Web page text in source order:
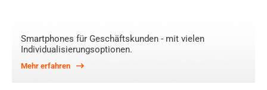
Smartphones für Geschäftskunden - mit vielen
Individualisierungsoptionen.
Mehr erfahren